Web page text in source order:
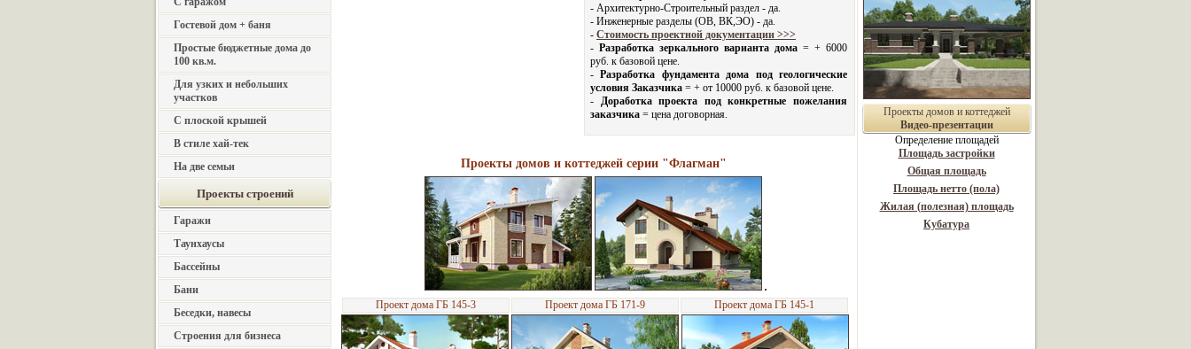
Гостевой дом + баня
Простые бюджетные дома до
100 кв.м.
Для узких и небольших
участков
С плоской крышей
В стиле хай-тек
На две семьи
Проекты строений
Гаражи
Таунхаусы
Бассейны
Бани
Беседки, навесы
Строения для бизнеса
- Архитектурно-Строительный раздел - да.
- Инженерные разделы (ОВ, ВК,ЭО) - да.
- Стоимость проектной документации >>>
- Разработка зеркального варианта дома = + 6000
руб. к базовой цене.
-Разработка фундамента дома под геологические
условия Заказчика = + от 10000 руб. к базовой цене.
- Доработка проекта под конкретные пожелания
заказчика = цена договорная.
Проекты домов и коттеджей серии "Флагман"
Проект дома ГБ 145-3 Проект дома ГБ 171-9 Проект дома ГБ 145-1
Проекты домов и коттеджей
Видео-презентации
Определение площадей
Площадь застройки
Общая площадь
Площадь нетто (пола)
Жилая (полезная) площадь
Кубатура